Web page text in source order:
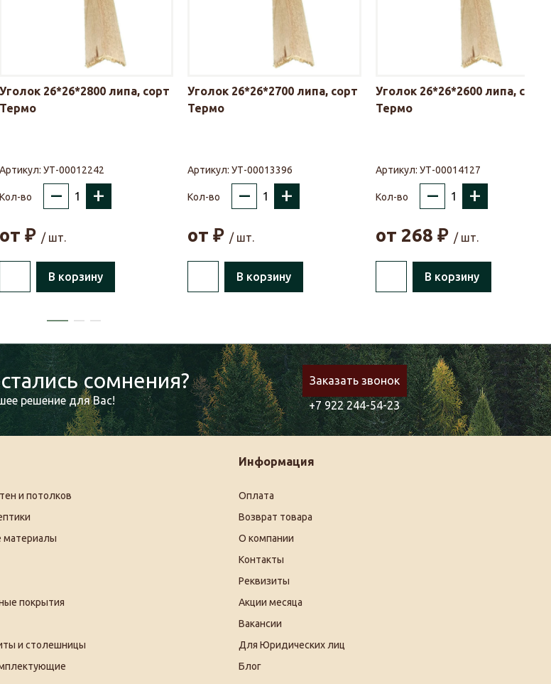
Уголок 26*26*2800 липа, сорт
Термо
Артикул: УТ-00012242
Кол-во – +
от ₽ / шт.
В корзину
Уголок 26*26*2700 липа, сорт
Термо
Артикул: УТ-00013396
Кол-во – +
от ₽ / шт.
В корзину
Уголок 26*26*2600 липа, сорт
Термо
Артикул: УТ-00014127
Кол-во – +
от 268 ₽ / шт.
В корзину
сомнения?
решение для Вас!
Заказать звонок
+7 922 244-54-23
и потолков
материалы
покрытия
и столешницы
Информация
Оплата
Возврат товара
О компании
Контакты
Реквизиты
Акции месяца
Вакансии
Для Юридических лиц
Блог